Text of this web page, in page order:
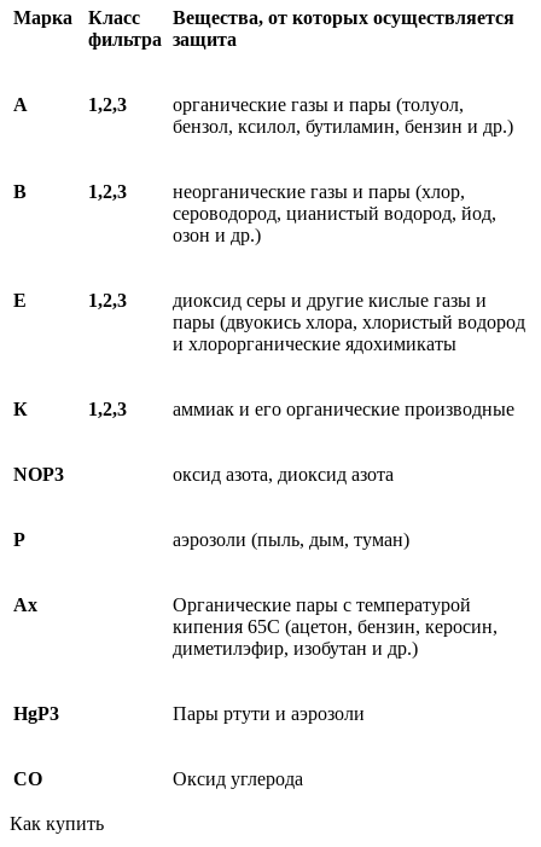
Марка
Класс
фильтра
Вещества, от которых осуществляется
защита
А 1,2,3
органические газы и пары (толуол,
бензол, ксилол, бутиламин, бензин и др.)
В 1,2,3
неорганические газы и пары (хлор,
сероводород, цианистый водород, йод,
озон и др.)
Е 1,2,3
диоксид серы и другие кислые газы и
пары (двуокись хлора, хлористый водород
и хлорорганические ядохимикаты
К 1,2,3 аммиак и его органические производные
NOР3 оксид азота, диоксид азота
Р аэрозоли (пыль, дым, туман)
Ах
Органические пары с температурой
кипения 65С (ацетон, бензин, керосин,
диметилэфир, изобутан и др.)
НgP3 Пары ртути и аэрозоли
CO Оксид углерода
Как купить